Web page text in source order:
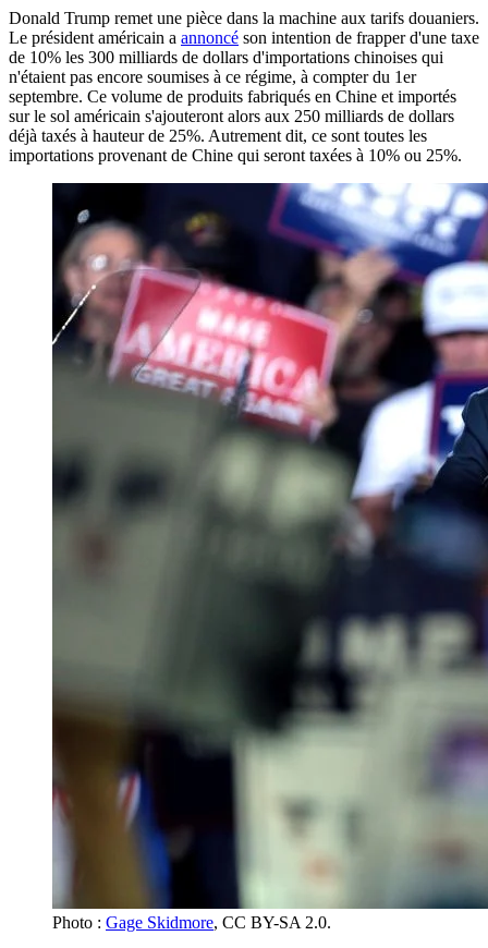
Donald Trump remet une pièce dans la machine aux tarifs douaniers.
Le président américain a annoncé son intention de frapper d'une taxe
de 10% les 300 milliards de dollars d'importations chinoises qui
n'étaient pas encore soumises à ce régime, à compter du 1er
septembre. Ce volume de produits fabriqués en Chine et importés
sur le sol américain s'ajouteront alors aux 250 milliards de dollars
déjà taxés à hauteur de 25%. Autrement dit, ce sont toutes les
importations provenant de Chine qui seront taxées à 10% ou 25%.
Photo : Gage Skidmore, CC BY-SA 2.0.